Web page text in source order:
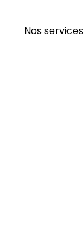
Nos services